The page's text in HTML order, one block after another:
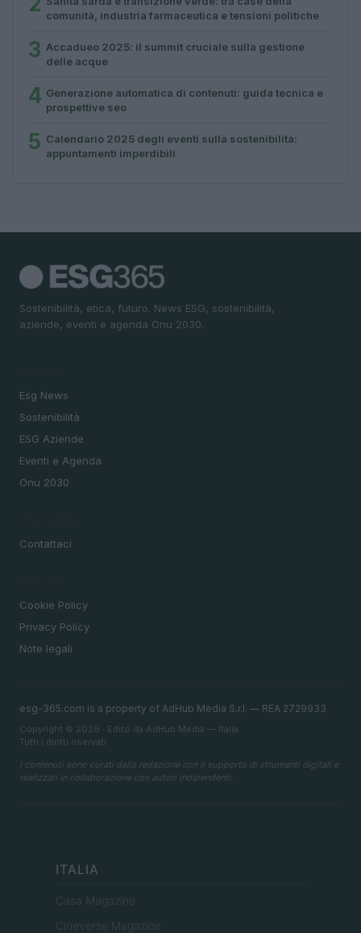
comunità, industria farmaceutica e tensioni politiche
3 Accadueo 2025: il summit cruciale sulla gestione
delle acque
4 Generazione automatica di contenuti: guida tecnica e
prospettive seo
5 Calendario 2025 degli eventi sulla sostenibilità:
appuntamenti imperdibili
Sostenibilità, etica, futuro. News ESG, sostenibilità,
aziende, eventi e agenda Onu 2030.
Esg News
Sostenibilità
ESG Aziende
Eventi e Agenda
Onu 2030
Contattaci
Cookie Policy
Privacy Policy
Note legali
esg-365.com is a property of AdHub Media S.r.l. — REA 2729933
Copyright © 2026 · Edito da AdHub Media — Italia
Tutti i diritti riservati
I contenuti sono curati dalla redazione con il supporto di strumenti digitali e
realizzati in collaborazione con autori indipendenti.
ITALIA
Casa Magazine
Cineverse Magazine